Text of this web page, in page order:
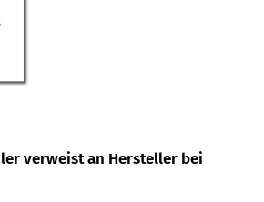
verweist an Hersteller bei